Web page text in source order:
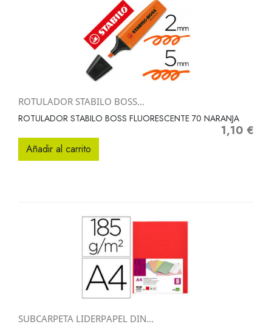
ROTULADOR STABILO BOSS...
ROTULADOR STABILO BOSS FLUORESCENTE 70 NARANJA
Precio
1,10 €
Añadir al carrito
SUBCARPETA LIDERPAPEL DIN...